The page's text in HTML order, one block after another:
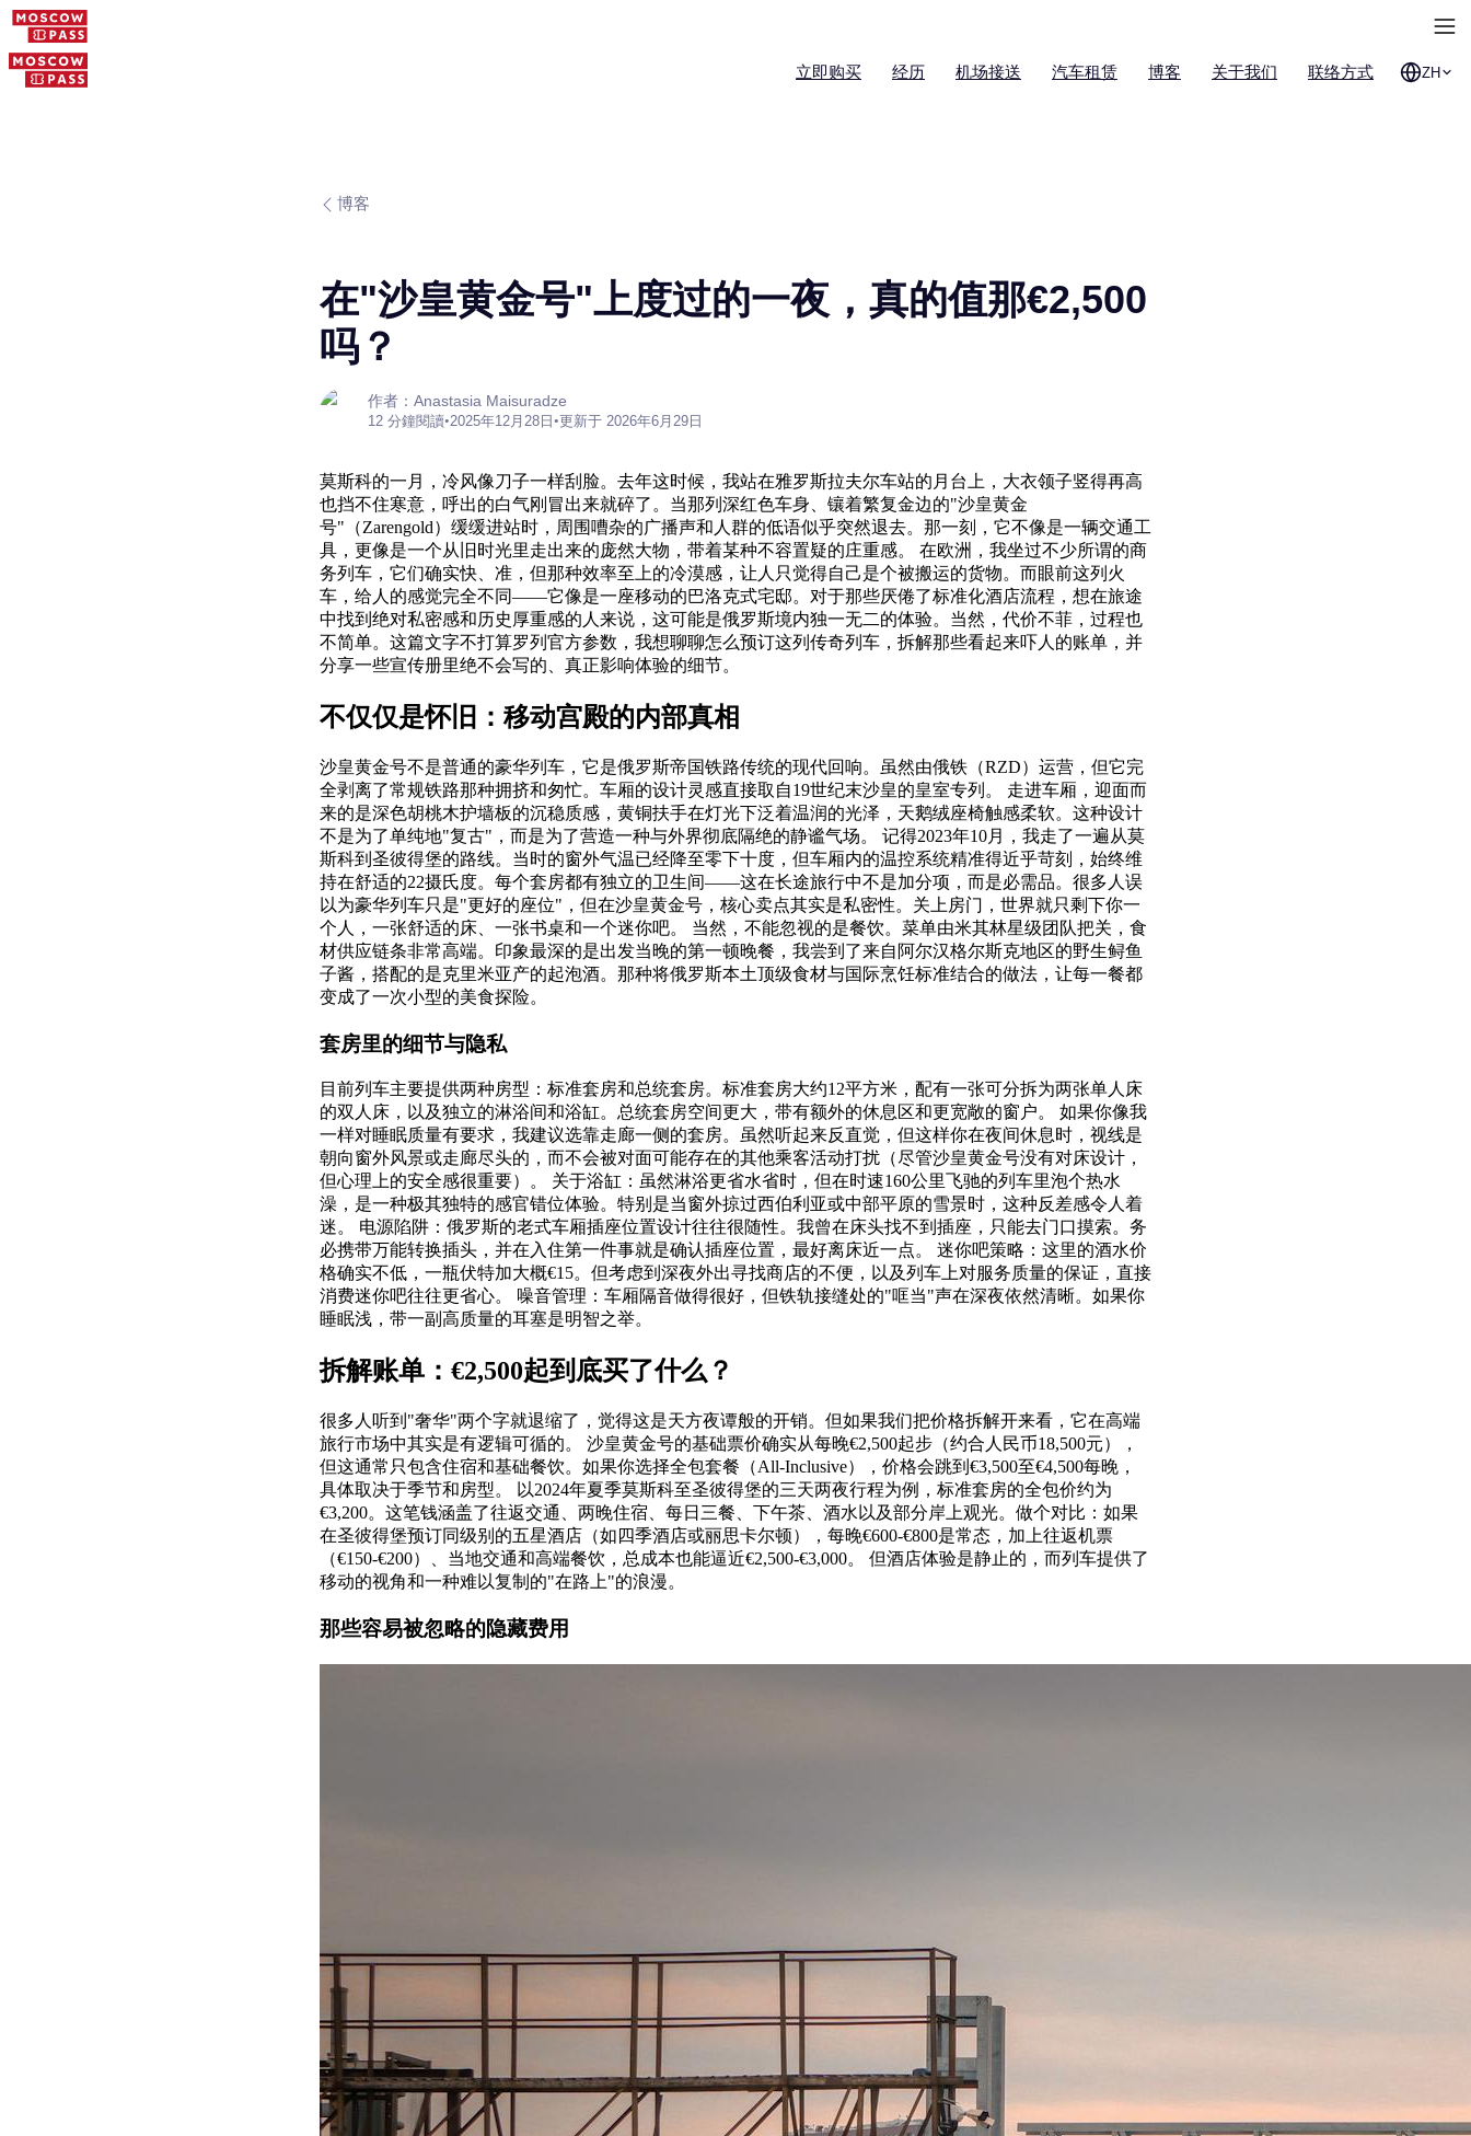
立即购买 经历 机场接送 汽车租赁 博客 关于我们 联络方式 ZH
博客
在"沙皇黄金号"上度过的一夜，真的值那€2,500
吗？
作者：Anastasia Maisuradze
12 分鐘閱讀•2025年12月28日 •更新于 2026年6月29日
莫斯科的一月，冷风像刀子一样刮脸。去年这时候，我站在雅罗斯拉夫尔车站的月台上，大衣领子竖得再高
也挡不住寒意，呼出的白气刚冒出来就碎了。当那列深红色车身、镶着繁复金边的"沙皇黄金
号"（Zarengold）缓缓进站时，周围嘈杂的广播声和人群的低语似乎突然退去。那一刻，它不像是一辆交通工
具，更像是一个从旧时光里走出来的庞然大物，带着某种不容置疑的庄重感。 在欧洲，我坐过不少所谓的商
务列车，它们确实快、准，但那种效率至上的冷漠感，让人只觉得自己是个被搬运的货物。而眼前这列火
车，给人的感觉完全不同——它像是一座移动的巴洛克式宅邸。对于那些厌倦了标准化酒店流程，想在旅途
中找到绝对私密感和历史厚重感的人来说，这可能是俄罗斯境内独一无二的体验。当然，代价不菲，过程也
不简单。这篇文字不打算罗列官方参数，我想聊聊怎么预订这列传奇列车，拆解那些看起来吓人的账单，并
分享一些宣传册里绝不会写的、真正影响体验的细节。
不仅仅是怀旧：移动宫殿的内部真相
沙皇黄金号不是普通的豪华列车，它是俄罗斯帝国铁路传统的现代回响。虽然由俄铁（RZD）运营，但它完
全剥离了常规铁路那种拥挤和匆忙。车厢的设计灵感直接取自19世纪末沙皇的皇室专列。 走进车厢，迎面而
来的是深色胡桃木护墙板的沉稳质感，黄铜扶手在灯光下泛着温润的光泽，天鹅绒座椅触感柔软。这种设计
不是为了单纯地"复古"，而是为了营造一种与外界彻底隔绝的静谧气场。 记得2023年10月，我走了一遍从莫
斯科到圣彼得堡的路线。当时的窗外气温已经降至零下十度，但车厢内的温控系统精准得近乎苛刻，始终维
持在舒适的22摄氏度。每个套房都有独立的卫生间——这在长途旅行中不是加分项，而是必需品。很多人误
以为豪华列车只是"更好的座位"，但在沙皇黄金号，核心卖点其实是私密性。关上房门，世界就只剩下你一
个人，一张舒适的床、一张书桌和一个迷你吧。 当然，不能忽视的是餐饮。菜单由米其林星级团队把关，食
材供应链条非常高端。印象最深的是出发当晚的第一顿晚餐，我尝到了来自阿尔汉格尔斯克地区的野生鲟鱼
子酱，搭配的是克里米亚产的起泡酒。那种将俄罗斯本土顶级食材与国际烹饪标准结合的做法，让每一餐都
变成了一次小型的美食探险。
套房里的细节与隐私
目前列车主要提供两种房型：标准套房和总统套房。标准套房大约12平方米，配有一张可分拆为两张单人床
的双人床，以及独立的淋浴间和浴缸。总统套房空间更大，带有额外的休息区和更宽敞的窗户。 如果你像我
一样对睡眠质量有要求，我建议选靠走廊一侧的套房。虽然听起来反直觉，但这样你在夜间休息时，视线是
朝向窗外风景或走廊尽头的，而不会被对面可能存在的其他乘客活动打扰（尽管沙皇黄金号没有对床设计，
但心理上的安全感很重要）。 关于浴缸：虽然淋浴更省水省时，但在时速160公里飞驰的列车里泡个热水
澡，是一种极其独特的感官错位体验。特别是当窗外掠过西伯利亚或中部平原的雪景时，这种反差感令人着
迷。 电源陷阱：俄罗斯的老式车厢插座位置设计往往很随性。我曾在床头找不到插座，只能去门口摸索。务
必携带万能转换插头，并在入住第一件事就是确认插座位置，最好离床近一点。 迷你吧策略：这里的酒水价
格确实不低，一瓶伏特加大概€15。但考虑到深夜外出寻找商店的不便，以及列车上对服务质量的保证，直接
消费迷你吧往往更省心。 噪音管理：车厢隔音做得很好，但铁轨接缝处的"哐当"声在深夜依然清晰。如果你
睡眠浅，带一副高质量的耳塞是明智之举。
拆解账单：€2,500起到底买了什么？
很多人听到"奢华"两个字就退缩了，觉得这是天方夜谭般的开销。但如果我们把价格拆解开来看，它在高端
旅行市场中其实是有逻辑可循的。 沙皇黄金号的基础票价确实从每晚€2,500起步（约合人民币18,500元），
但这通常只包含住宿和基础餐饮。如果你选择全包套餐（All-Inclusive），价格会跳到€3,500至€4,500每晚，
具体取决于季节和房型。 以2024年夏季莫斯科至圣彼得堡的三天两夜行程为例，标准套房的全包价约为
€3,200。这笔钱涵盖了往返交通、两晚住宿、每日三餐、下午茶、酒水以及部分岸上观光。做个对比：如果
在圣彼得堡预订同级别的五星酒店（如四季酒店或丽思卡尔顿），每晚€600-€800是常态，加上往返机票
（€150-€200）、当地交通和高端餐饮，总成本也能逼近€2,500-€3,000。 但酒店体验是静止的，而列车提供了
移动的视角和一种难以复制的"在路上"的浪漫。
那些容易被忽略的隐藏费用